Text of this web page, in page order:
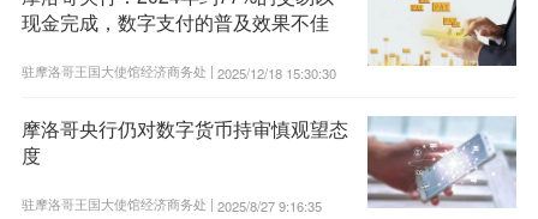
现金完成，数字支付的普及效果不佳
驻摩洛哥王国大使馆经济商务处 | 2025/12/18 15:30:30
摩洛哥央行仍对数字货币持审慎观望态
度
驻摩洛哥王国大使馆经济商务处 | 2025/8/27 9:16:35